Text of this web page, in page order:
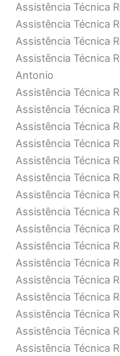
Assistência Técnica
Assistência Técnica
Assistência Técnica
Assistência Técnica
Antonio
Assistência Técnica
Assistência Técnica
Assistência Técnica
Assistência Técnica
Assistência Técnica
Assistência Técnica
Assistência Técnica
Assistência Técnica
Assistência Técnica
Assistência Técnica
Assistência Técnica
Assistência Técnica
Assistência Técnica
Assistência Técnica
Assistência Técnica
Assistência Técnica